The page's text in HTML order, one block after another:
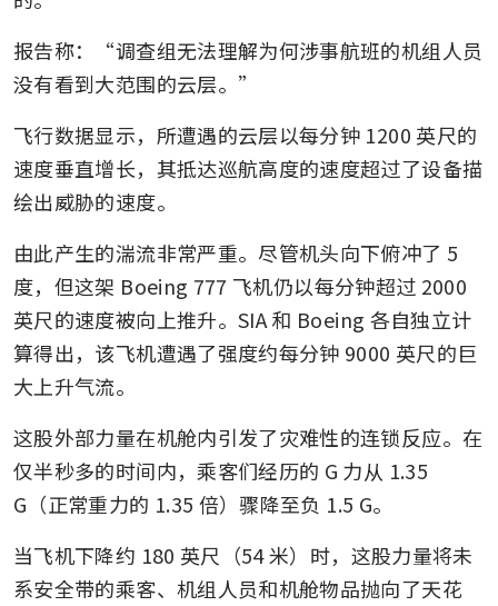
to serious injury on SIA flights
in last 20 years
hit flight include brain
trauma, spinal cord damage
in SIA flight from London hit
by severe turbulence
报告称：“调查组无法理解为何涉事航班的机组人员
没有看到大范围的云层。”
飞行数据显示，所遭遇的云层以每分钟 1200 英尺的
速度垂直增长，其抵达巡航高度的速度超过了设备描
绘出威胁的速度。
由此产生的湍流非常严重。尽管机头向下俯冲了 5
度，但这架 Boeing 777 飞机仍以每分钟超过 2000
英尺的速度被向上推升。SIA 和 Boeing 各自独立计
算得出，该飞机遭遇了强度约每分钟 9000 英尺的巨
大上升气流。
这股外部力量在机舱内引发了灾难性的连锁反应。在
仅半秒多的时间内，乘客们经历的 G 力从 1.35
G（正常重力的 1.35 倍）骤降至负 1.5 G。
当飞机下降约 180 英尺（54 米）时，这股力量将未
系安全带的乘客、机组人员和机舱物品抛向了天花